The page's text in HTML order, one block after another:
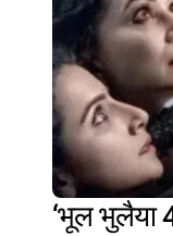
‘भूल भुलैया